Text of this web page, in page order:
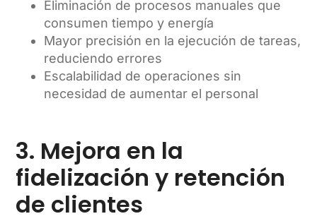
Eliminación de procesos manuales que
consumen tiempo y energía
Mayor precisión en la ejecución de tareas,
reduciendo errores
Escalabilidad de operaciones sin
necesidad de aumentar el personal
3. Mejora en la
fidelización y retención
de clientes